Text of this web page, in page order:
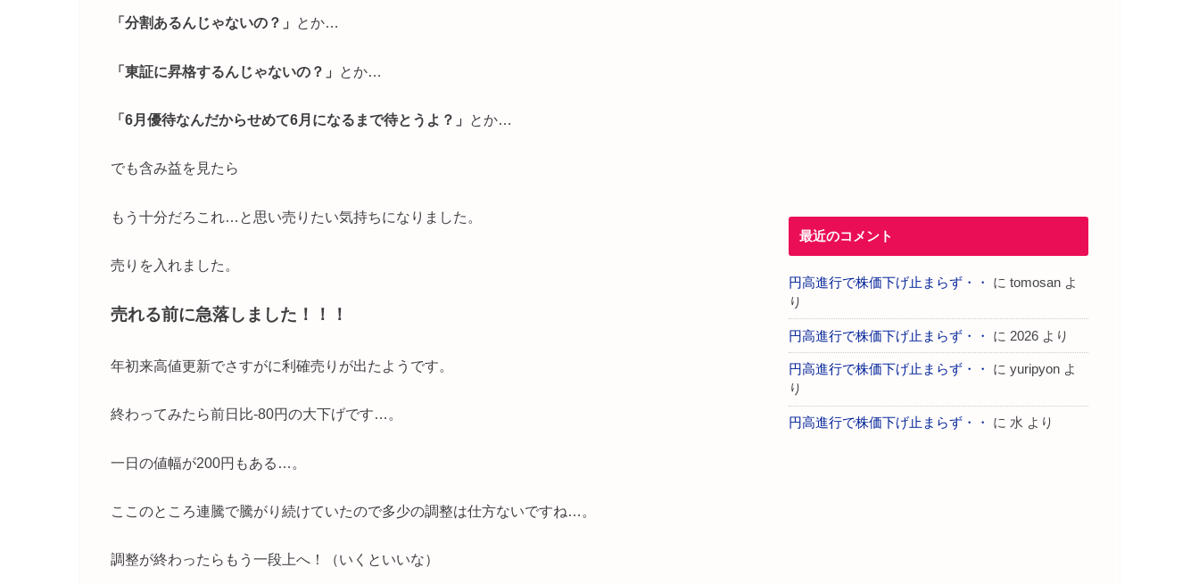
「分割あるんじゃないの？」 とか…
「東証に昇格するんじゃないの？」 とか…
「6月優待なんだからせめて6月になるまで待とうよ？」 とか…
でも含み益を見たら
もう十分だろこれ…と思い売りたい気持ちになりました。
売りを入れました。
売れる前に急落しました！！！
年初来高値更新でさすがに利確売りが出たようです。
終わってみたら前日比-80円の大下げです…。
一日の値幅が200円もある…。
ここのところ連騰で騰がり続けていたので多少の調整は仕方ないですね…。
調整が終わったらもう一段上へ！（いくといいな）
最近のコメント
円高進行で株価下げ止まらず・・ に tomosan よ
り
円高進行で株価下げ止まらず・・ に 2026 より
円高進行で株価下げ止まらず・・ に yuripyon よ
り
円高進行で株価下げ止まらず・・ に 水 より